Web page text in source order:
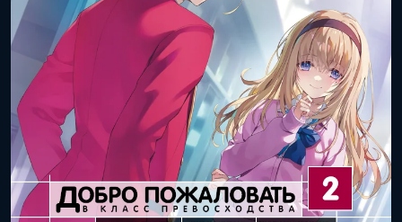
Объём тома: 12
ISBN книги: 978-4-04-685440-7